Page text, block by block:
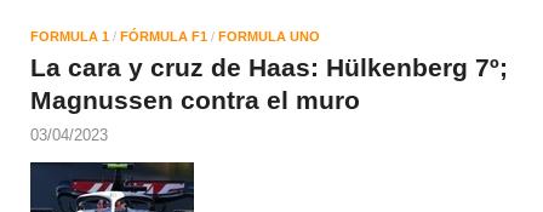
FORMULA 1 / FÓRMULA F1 / FORMULA UNO
La cara y cruz de Haas: Hülkenberg 7º;
Magnussen contra el muro
03/04/2023